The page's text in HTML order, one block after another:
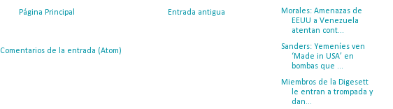
Entrada antigua
Página Principal
Comentarios de la entrada (Atom)
Morales: Amenazas de
EEUU a Venezuela
atentan cont...
Sanders: Yemeníes ven
‘Made in USA’ en
bombas que ...
Miembros de la Digesett
le entran a trompada y
dan...